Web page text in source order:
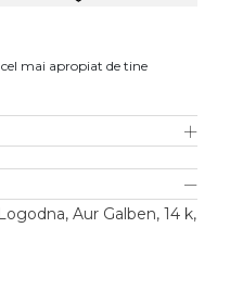
mai apropiat de tine
Aur Galben, 14 k,